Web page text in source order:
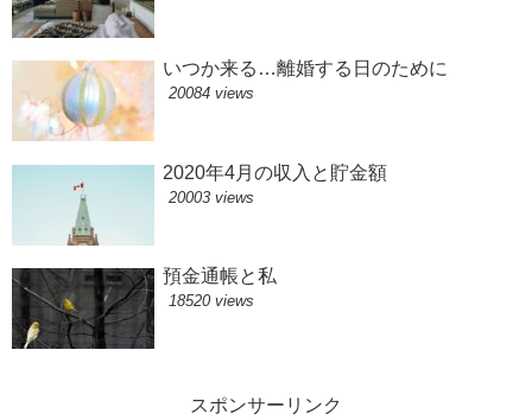
いつか来る…離婚する日のために
20084 views
2020年4月の収入と貯金額
20003 views
預金通帳と私
18520 views
スポンサーリンク